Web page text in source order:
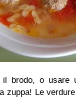
il brodo, o usare
zuppa! Le